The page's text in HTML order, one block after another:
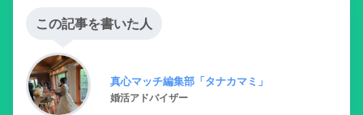
この記事を書いた人
真心マッチ編集部「タナカマミ」
婚活アドバイザー